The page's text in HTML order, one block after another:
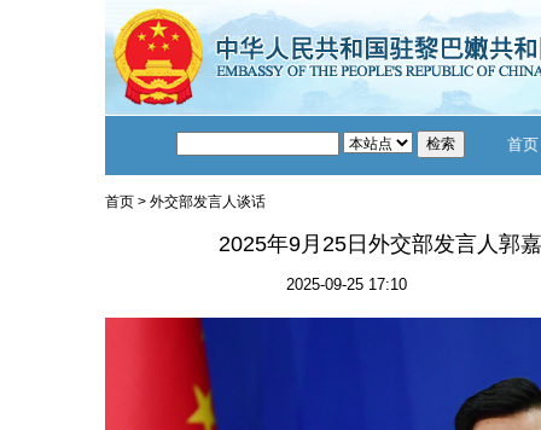
首页
首页> 外交部发言人谈话
2025年9月25日外交部发言人郭
2025-09-25 17:10